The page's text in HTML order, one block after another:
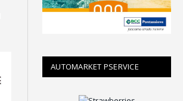
AUTOMARKET PSERVICE